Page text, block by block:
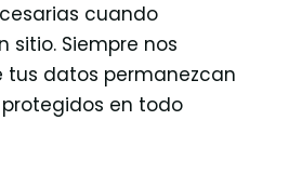
cuando
sitio. Siempre nos
tus datos permanezcan
en todo